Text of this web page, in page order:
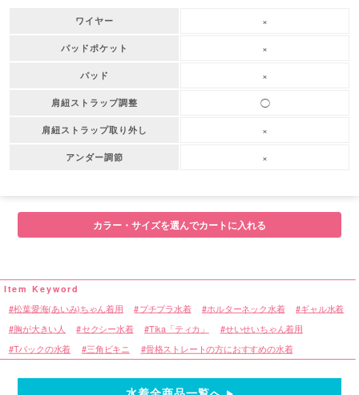
ワイヤー ×
パッドポケット ×
パッド ×
肩紐ストラップ調整 ◯
肩紐ストラップ取り外し ×
アンダー調節 ×
カラー・サイズを選んでカートに入れる
松葉愛海(あいみ)ちゃん着用 プチプラ水着 ホルターネック水着 ギャル水着
胸が大きい人 セクシー水着 Tika「ティカ」 せいせいちゃん着用
Tバックの水着 三角ビキニ 骨格ストレートの方におすすめの水着